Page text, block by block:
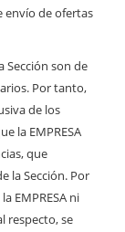
envío de ofertas
son de
Por tanto,
de los
la EMPRESA
que
la Sección. Por
EMPRESA ni
respecto, se